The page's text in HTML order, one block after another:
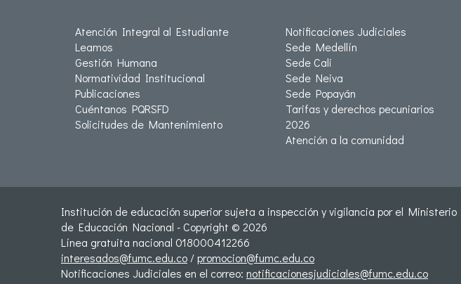
Atención Integral al Estudiante
Leamos
Gestión Humana
Normatividad Institucional
Publicaciones
Cuéntanos PQRSFD
Solicitudes de Mantenimiento
Notificaciones Judiciales
Sede Medellín
Sede Cali
Sede Neiva
Sede Popayán
Tarifas y derechos pecuniarios
2026
Atención a la comunidad
Institución de educación superior sujeta a inspección y vigilancia por el Ministerio
de Educación Nacional - Copyright © 2026
Línea gratuita nacional 018000412266
interesados@fumc.edu.co /promocion@fumc.edu.co
Notificaciones Judiciales en el correo: notificacionesjudiciales@fumc.edu.co